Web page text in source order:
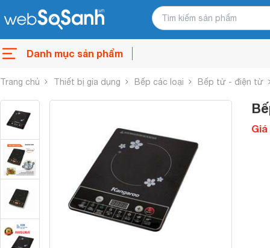
Danh mục sản phẩm
Trang chủ Thiết bị gia dụng Bếp các loại Bếp từ - điện từ